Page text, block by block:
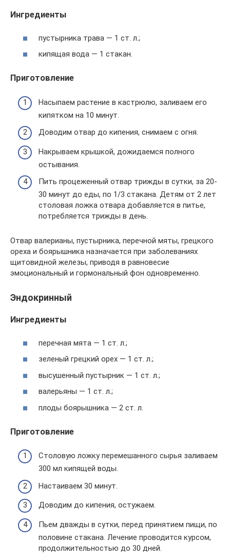
Ингредиенты
пустырника трава — 1 ст. л.;
кипящая вода — 1 стакан.
Приготовление
Насыпаем растение в кастрюлю, заливаем его
кипятком на 10 минут.
Доводим отвар до кипения, снимаем с огня.
Накрываем крышкой, дожидаемся полного
остывания.
Пить процеженный отвар трижды в сутки, за 20-
30 минут до еды, по 1/3 стакана. Детям от 2 лет
столовая ложка отвара добавляется в питье,
потребляется трижды в день.
Отвар валерианы, пустырника, перечной мяты, грецкого
ореха и боярышника назначается при заболеваниях
щитовидной железы, приводя в равновесие
эмоциональный и гормональный фон одновременно.
Эндокринный
Ингредиенты
перечная мята — 1 ст. л.;
зеленый грецкий орех — 1 ст. л.;
высушенный пустырник — 1 ст. л.;
валерьяны — 1 ст. л.;
плоды боярышника — 2 ст. л.
Приготовление
Столовую ложку перемешанного сырья заливаем
300 мл кипящей воды.
Настаиваем 30 минут.
Доводим до кипения, остужаем.
Пьем дважды в сутки, перед принятием пищи, по
половине стакана. Лечение проводится курсом,
продолжительностью до 30 дней.